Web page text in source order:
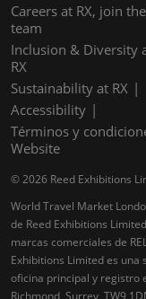
Careers at RX, join the
team
Inclusion & Diversity
RX
Sustainability at RX
Accessibility
Términos y
Website
© 2026 Reed Exhibitions
World Travel Market
de Reed Exhibitions
marcas comerciales de
Exhibitions Limited es
oficina principal y registro
Richmond, Surrey, TW9